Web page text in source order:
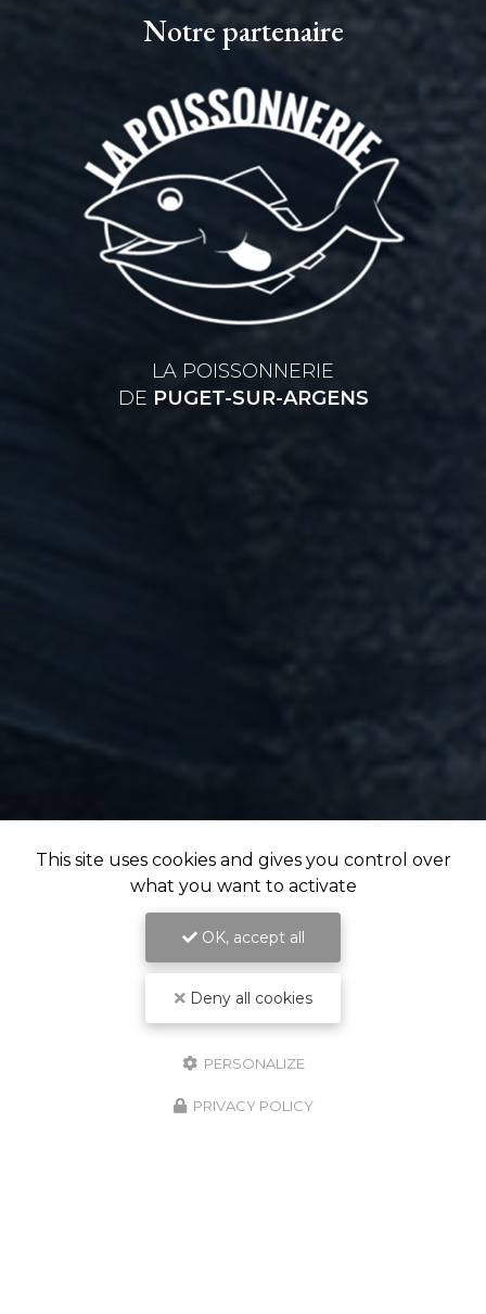
Notre partenaire
LA POISSONNERIE
DE PUGET-SUR-ARGENS
This site uses cookies and gives you control over
what you want to activate
OK, accept all
Deny all cookies
PERSONALIZE
PRIVACY POLICY